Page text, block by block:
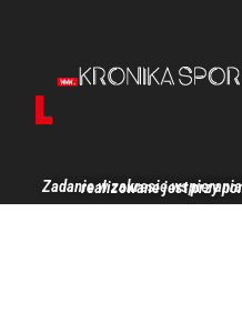
Zadanie w zakresie wspierania i upowszechniania